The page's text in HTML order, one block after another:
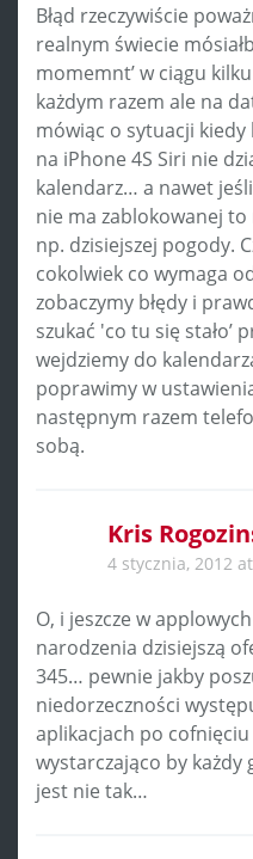
Błąd rzeczywiście
realnym świecie
momemnt’ w ciągu
każdym razem ale na
mówiąc o sytuacji
na iPhone 4S Siri nie
kalendarz… a nawet
nie ma zablokowanej
np. dzisiejszej pogody.
cokolwiek co wymaga
zobaczymy błędy i
szukać 'co tu się stało’
wejdziemy do
poprawimy w
następnym razem
sobą.
Kris
4 stycznia, 2012
O, i jeszcze w
narodzenia dzisiejszą
345… pewnie jakby
niedorzeczności
aplikacjach po cofnięciu
wystarczająco by każdy
jest nie tak…